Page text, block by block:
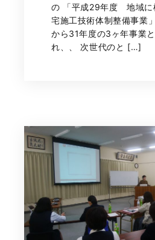
の 「平成29年度 地域に
宅施工技術体制整備事業
から31年度の3ヶ年事業
れ、、 次世代のと […]